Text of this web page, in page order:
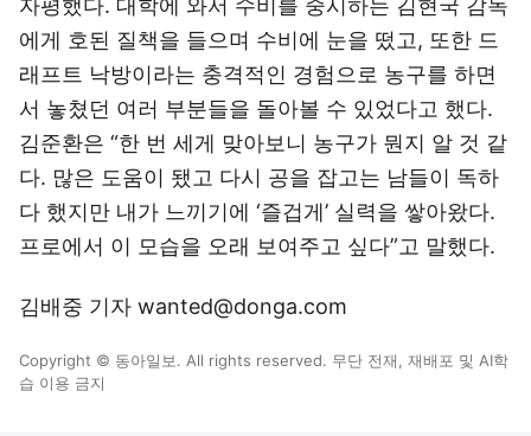
자평했다. 대학에 와서 수비를 중시하는 김현국 감독
에게 호된 질책을 들으며 수비에 눈을 떴고, 또한 드
래프트 낙방이라는 충격적인 경험으로 농구를 하면
서 놓쳤던 여러 부분들을 돌아볼 수 있었다고 했다.
김준환은 “한 번 세게 맞아보니 농구가 뭔지 알 것 같
다. 많은 도움이 됐고 다시 공을 잡고는 남들이 독하
다 했지만 내가 느끼기에 ‘즐겁게’ 실력을 쌓아왔다.
프로에서 이 모습을 오래 보여주고 싶다”고 말했다.
김배중 기자 wanted@donga.com
Copyright © 동아일보. All rights reserved. 무단 전재, 재배포 및 AI학
습 이용 금지